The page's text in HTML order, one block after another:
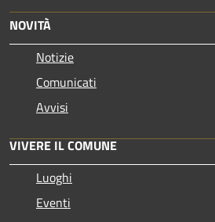
NOVITÀ
Notizie
Comunicati
Avvisi
VIVERE IL COMUNE
Luoghi
Eventi